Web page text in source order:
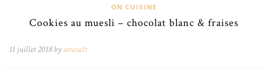
ON CUISINE
Cookies au muesli – chocolat blanc & fraises
11 juillet 2018 bysotasalt